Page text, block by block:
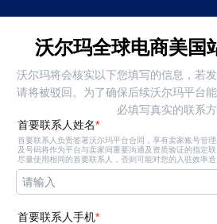
沃尔玛全球电商美国
沃尔玛将会核实以下您填写的信息，若
请将被驳回。为了确保后续沃尔玛平台
必填写真实的联系方
首要联系人姓名*
首要联系人负责签署沃尔玛平台合同，享有卖家账号管
及号码将作为平台与卖家间重要沟通及资质验证的指定
尽量使用相同的首要联系人，否则可能对您的入驻效率造
请输入
首要联系人手机*